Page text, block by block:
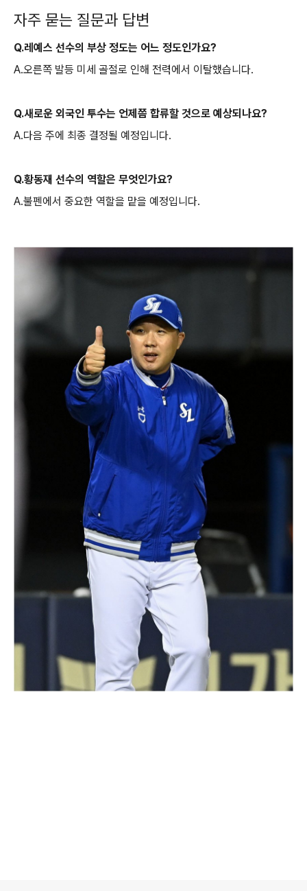
자주 묻는 질문과 답변
Q.레예스 선수의 부상 정도는 어느 정도인가요?
A.오른쪽 발등 미세 골절로 인해 전력에서 이탈했습니다.
Q.새로운 외국인 투수는 언제쯤 합류할 것으로 예상되나요?
A.다음 주에 최종 결정될 예정입니다.
Q.황동재 선수의 역할은 무엇인가요?
A.불펜에서 중요한 역할을 맡을 예정입니다.